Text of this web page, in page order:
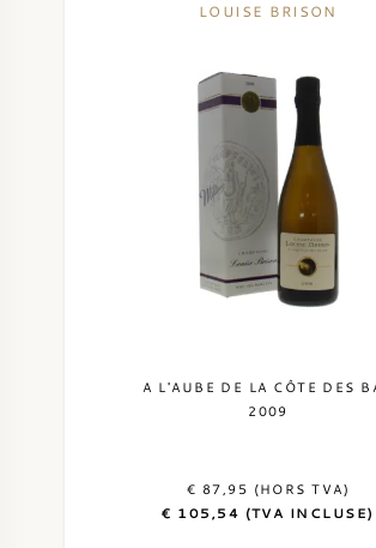
LOUISE BRISON
A L'AUBE DE LA CÔTE DES
2009
€ 87,95 (HORS TVA)
€ 105,54 (TVA INCLUSE)